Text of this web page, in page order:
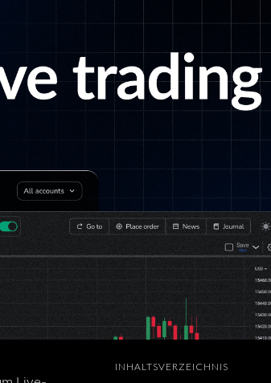
INHALTSVERZEICHNIS